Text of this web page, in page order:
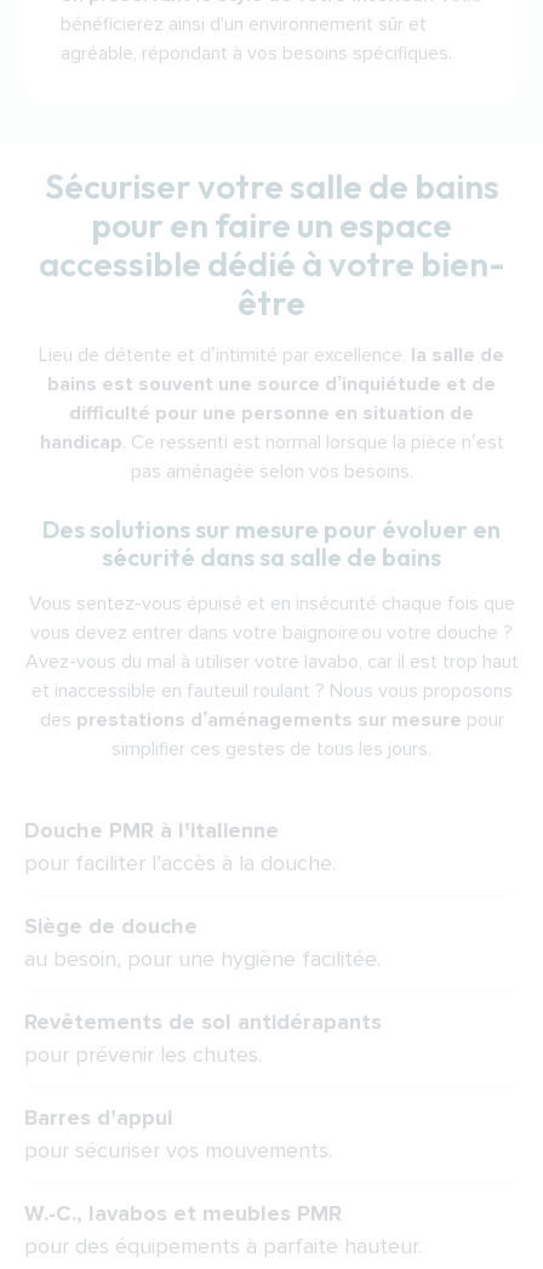
bénéficierez ainsi d'un environnement sûr et
agréable, répondant à vos besoins spécifiques.
Sécuriser votre salle de bains
pour en faire un espace
accessible dédié à votre bien-
être
Lieu de détente et d’intimité par excellence, la salle de
bains est souvent une source d’inquiétude et de
difficulté pour une personne en situation de
handicap. Ce ressenti est normal lorsque la pièce n’est
pas aménagée selon vos besoins.
Des solutions sur mesure pour évoluer en
sécurité dans sa salle de bains
Vous sentez-vous épuisé et en insécurité chaque fois que
vous devez entrer dans votre baignoire ou votre douche ?
Avez-vous du mal à utiliser votre lavabo, car il est trop haut
et inaccessible en fauteuil roulant ? Nous vous proposons
des prestations d’aménagements sur mesure pour
simplifier ces gestes de tous les jours.
Douche PMR à l’italienne
pour faciliter l’accès à la douche.
Siège de douche
au besoin, pour une hygiène facilitée.
Revêtements de sol antidérapants
pour prévenir les chutes.
Barres d’appui
pour sécuriser vos mouvements.
W.-C., lavabos et meubles PMR
pour des équipements à parfaite hauteur.